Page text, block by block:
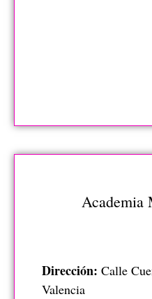
Academia
Dirección: Calle
Valencia